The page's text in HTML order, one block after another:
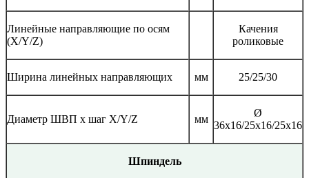
Линейные направляющие по осям
(X/Y/Z)
Качения
роликовые
Ширина линейных направляющих мм 25/25/30
Диаметр ШВП x шаг X/Y/Z мм
Ø
36х16/25х16/25х16
Шпиндель